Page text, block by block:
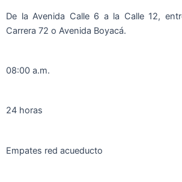
De la Avenida Calle 6 a la Calle 12,
Carrera 72 o Avenida Boyacá.
08:00 a.m.
24 horas
Empates red acueducto